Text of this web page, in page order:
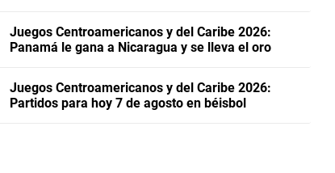
Juegos Centroamericanos y del Caribe 2026:
Panamá le gana a Nicaragua y se lleva el oro
Juegos Centroamericanos y del Caribe 2026:
Partidos para hoy 7 de agosto en béisbol